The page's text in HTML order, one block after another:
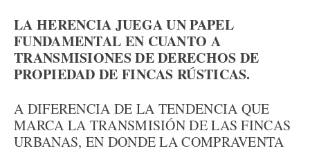
LA HERENCIA JUEGA UN PAPEL
FUNDAMENTAL EN CUANTO A
TRANSMISIONES DE DERECHOS DE
PROPIEDAD DE FINCAS RÚSTICAS.
A DIFERENCIA DE LA TENDENCIA QUE
MARCA LA TRANSMISIÓN DE LAS FINCAS
URBANAS, EN DONDE LA COMPRAVENTA